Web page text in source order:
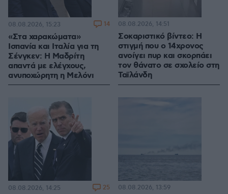
«Στα χαρακώματα»
Ισπανία και Ιταλία για τη
Σένγκεν: Η Μαδρίτη
απαντά με ελέγχους,
ανυποχώρητη η Μελόνι
08.08.2026, 15:23 14
Σοκαριστικό βίντεο: Η
στιγμή που ο 14χρονος
ανοίγει πυρ και σκορπάει
τον θάνατο σε σχολείο στη
Ταϊλάνδη
08.08.2026, 14:51
08.08.2026, 14:25 25 08.08.2026, 13:59